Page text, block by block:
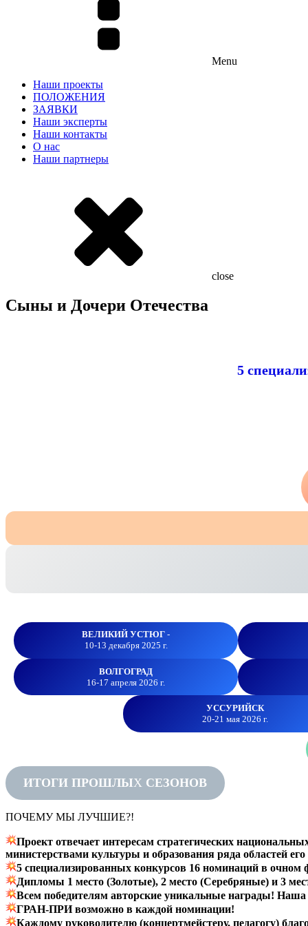
Menu
Наши проекты
ПОЛОЖЕНИЯ
ЗАЯВКИ
Наши эксперты
Наши контакты
О нас
Наши партнеры
close
Сыны и Дочери Отечества
5
ВЕЛИКИЙ УСТЮГ -
10-13 декабря 2025 г.
ВОЛГОГРАД
16-17 апреля 2026 г.
УССУРИЙСК
20-21 мая 2026 г.
ИТОГИ ПРОШЛЫХ СЕЗОНОВ
ПОЧЕМУ МЫ ЛУЧШИЕ?!
Проект отвечает интересам стратегических
министерствами культуры и образования ряда областей
5 специализированных конкурсов 16 номинаций в
Дипломы 1 место (Золотые), 2 место (Серебряные) и 3
Всем победителям авторские уникальные награды! Наша
ГРАН-ПРИ возможно в каждой номинации!
Каждому руководителю (концертмейстеру, педагогу)